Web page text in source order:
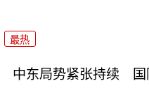
最热
中东局势紧张持续 国